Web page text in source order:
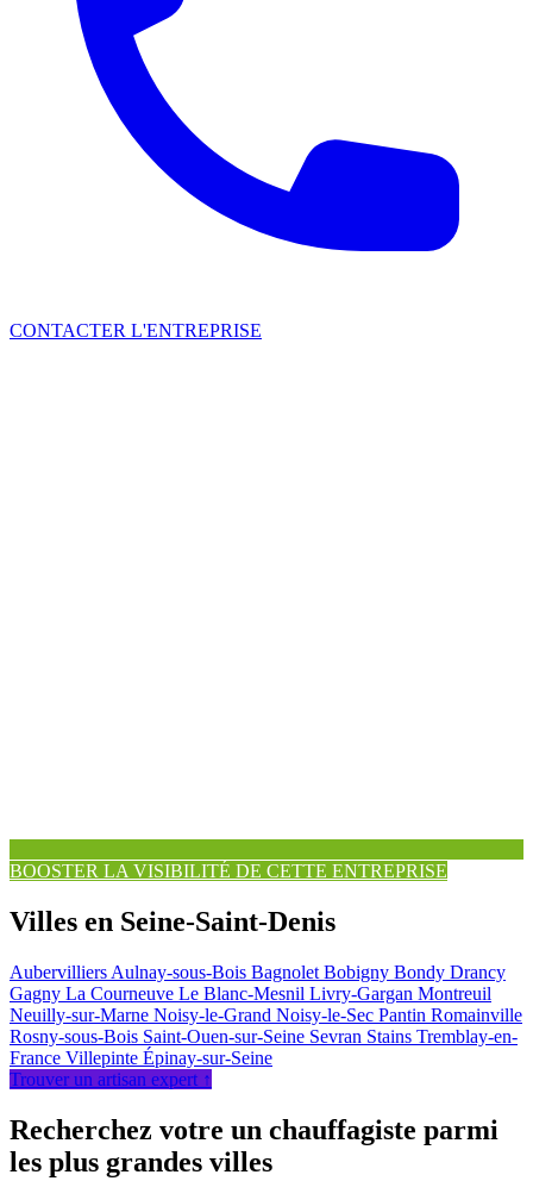
CONTACTER L'ENTREPRISE
BOOSTER LA VISIBILITÉ DE CETTE ENTREPRISE
Villes en Seine-Saint-Denis
Aubervilliers Aulnay-sous-Bois Bagnolet Bobigny Bondy Drancy
Gagny La Courneuve Le Blanc-Mesnil Livry-Gargan Montreuil
Neuilly-sur-Marne Noisy-le-Grand Noisy-le-Sec Pantin Romainville
Rosny-sous-Bois Saint-Ouen-sur-Seine Sevran Stains Tremblay-en-
France Villepinte Épinay-sur-Seine
Trouver un artisan expert ↑
Recherchez votre un chauffagiste parmi
les plus grandes villes